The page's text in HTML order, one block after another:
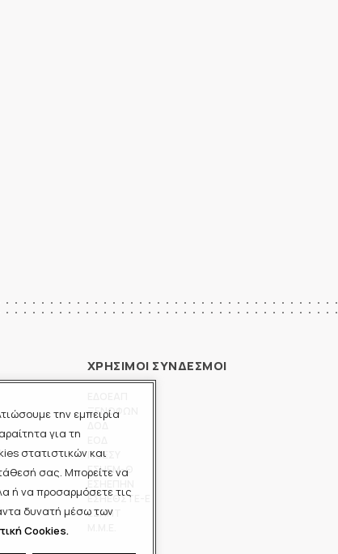
την εμπειρία
για τη
στατιστικών και
σας. Μπορείτε να
ή να προσαρμόσετε τις
δυνατή μέσω των
Cookies.
ΧΡΗΣΙΜΟΙ ΣΥΝΔΕΣΜΟΙ
ΞΕΝΟΦΩΝ
ΠΟΕΣΥ
ΕΣΗΕΜ-Θ
ΕΣΗΕΘΣΤΕ-Ε
ΕΣΠΗΤ